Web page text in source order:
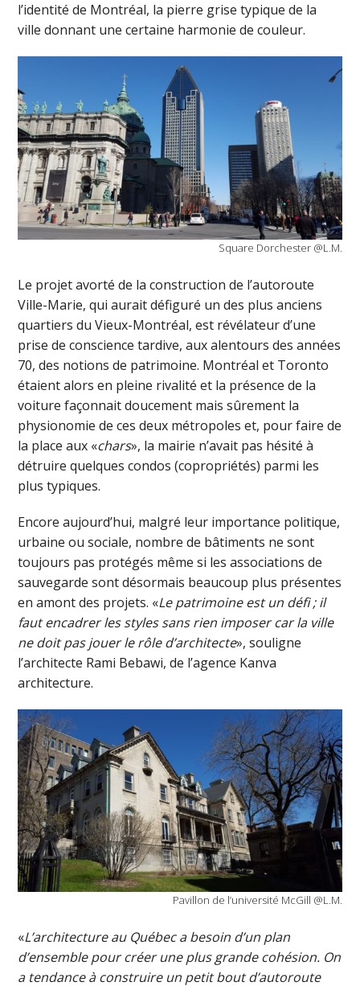
l’identité de Montréal, la pierre grise typique de la
ville donnant une certaine harmonie de couleur.
Square Dorchester @L.M.
Le projet avorté de la construction de l’autoroute
Ville-Marie, qui aurait défiguré un des plus anciens
quartiers du Vieux-Montréal, est révélateur d’une
prise de conscience tardive, aux alentours des années
70, des notions de patrimoine. Montréal et Toronto
étaient alors en pleine rivalité et la présence de la
voiture façonnait doucement mais sûrement la
physionomie de ces deux métropoles et, pour faire de
la place aux «chars», la mairie n’avait pas hésité à
détruire quelques condos (copropriétés) parmi les
plus typiques.
Encore aujourd’hui, malgré leur importance politique,
urbaine ou sociale, nombre de bâtiments ne sont
toujours pas protégés même si les associations de
sauvegarde sont désormais beaucoup plus présentes
en amont des projets. «Le patrimoine est un défi ; il
faut encadrer les styles sans rien imposer car la ville
ne doit pas jouer le rôle d’architecte», souligne
l’architecte Rami Bebawi, de l’agence Kanva
architecture.
Pavillon de l’université McGill @L.M.
«L’architecture au Québec a besoin d’un plan
d’ensemble pour créer une plus grande cohésion. On
a tendance à construire un petit bout d’autoroute